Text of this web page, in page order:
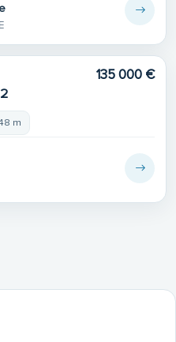
135 000 €
m